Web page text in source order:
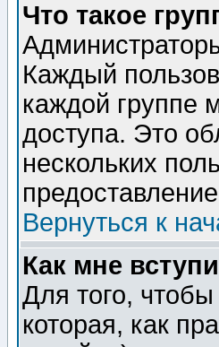
Что такое
Каждый
каждой группе
доступа. Это
нескольких
Вернуться к
Как мне
Для того,
которая, как